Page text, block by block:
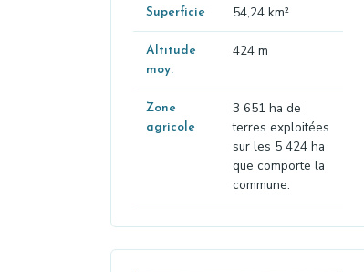
Superficie 54,24 km²
Altitude
moy.
424 m
Zone
agricole
3 651 ha de
terres exploitées
sur les 5 424 ha
que comporte la
commune.